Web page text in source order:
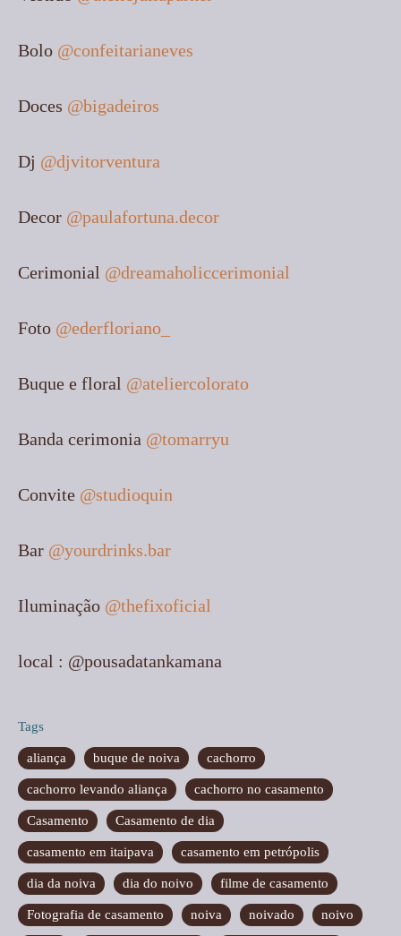
Bolo @confeitarianeves
Doces @bigadeiros
Dj @djvitorventura
Decor @paulafortuna.decor
Cerimonial @dreamaholiccerimonial
Foto @ederfloriano_
Buque e floral @ateliercolorato
Banda cerimonia @tomarryu
Convite @studioquin
Bar @yourdrinks.bar
Iluminação @thefixoficial
local : @pousadatankamana
Tags
aliança buque de noiva cachorro
cachorro levando aliança cachorro no casamento
Casamento Casamento de dia
casamento em itaipava casamento em petrópolis
dia da noiva dia do noivo filme de casamento
Fotografia de casamento noiva noivado noivo